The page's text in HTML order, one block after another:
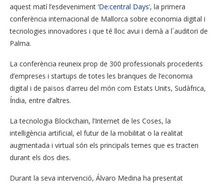
aquest matí l’esdeveniment ‘De:central Days’, la primera
conferència internacional de Mallorca sobre economia digital i
tecnologies innovadores i que té lloc avui i demà a l´auditori de
Palma.
La conferència reuneix prop de 300 professionals procedents
d’empreses i startups de totes les branques de l’economia
digital i de països d’arreu del món com Estats Units, Sudàfrica,
Índia, entre d’altres.
La tecnologia Blockchain, l’Internet de les Coses, la
intel·ligència artificial, el futur de la mobilitat o la realitat
augmentada i virtual són els principals temes que es tracten
durant els dos dies.
Durant la seva intervenció, Álvaro Medina ha presentat